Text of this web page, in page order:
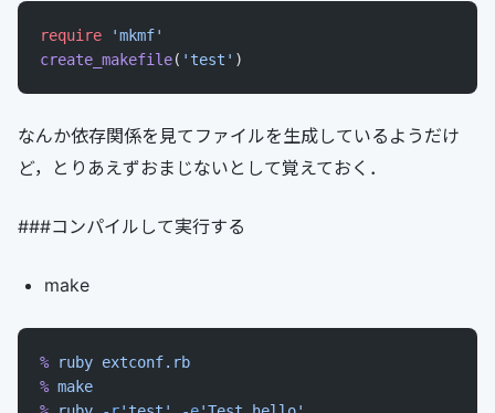
require 'mkmf'
create_makefile( 'test' )
なんか依存関係を見てファイルを生成しているようだけ
ど，とりあえずおまじないとして覚えておく．
###コンパイルして実行する
make
% ruby extconf.rb
% make